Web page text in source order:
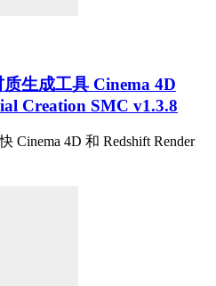
生成工具 Cinema 4D
Creation SMC v1.3.8
Cinema 4D 和 Redshift Render